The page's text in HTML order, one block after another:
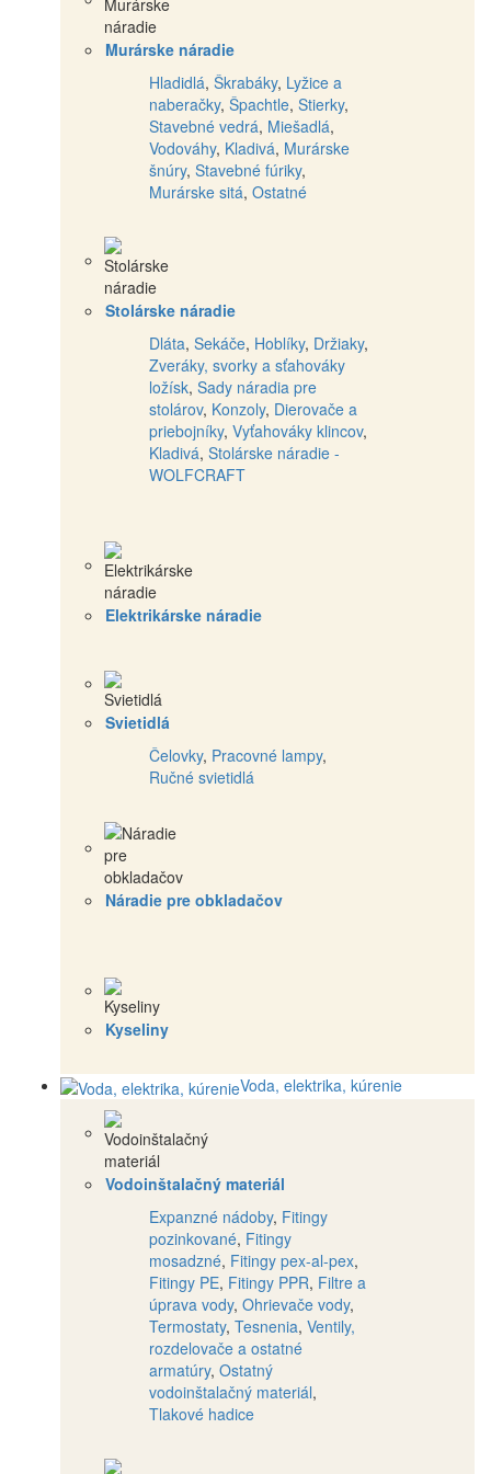
Murárske náradie
Hladidlá, Škrabáky, Lyžice a
naberačky, Špachtle, Stierky,
Stavebné vedrá, Miešadlá,
Vodováhy, Kladivá, Murárske
šnúry, Stavebné fúriky,
Murárske sitá, Ostatné
Stolárske náradie
Dláta, Sekáče, Hoblíky, Držiaky,
Zveráky, svorky a sťahováky
ložísk, Sady náradia pre
stolárov, Konzoly, Dierovače a
priebojníky, Vyťahováky klincov,
Kladivá, Stolárske náradie -
WOLFCRAFT
Elektrikárske náradie
Svietidlá
Čelovky, Pracovné lampy,
Ručné svietidlá
Náradie pre obkladačov
Kyseliny
Voda, elektrika, kúrenie
Vodoinštalačný materiál
Expanzné nádoby, Fitingy
pozinkované, Fitingy
mosadzné, Fitingy pex-al-pex,
Fitingy PE, Fitingy PPR, Filtre a
úprava vody, Ohrievače vody,
Termostaty, Tesnenia, Ventily,
rozdelovače a ostatné
armatúry, Ostatný
vodoinštalačný materiál,
Tlakové hadice